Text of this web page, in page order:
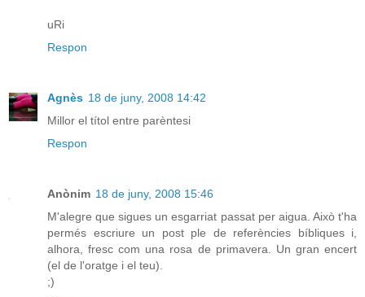
uRi
Respon
Agnès 18 de juny, 2008 14:42
Millor el títol entre parèntesi
Respon
Anònim 18 de juny, 2008 15:46
M'alegre que sigues un esgarriat passat per aigua. Això t'ha
permés escriure un post ple de referències bíbliques i,
alhora, fresc com una rosa de primavera. Un gran encert
(el de l'oratge i el teu).
;)